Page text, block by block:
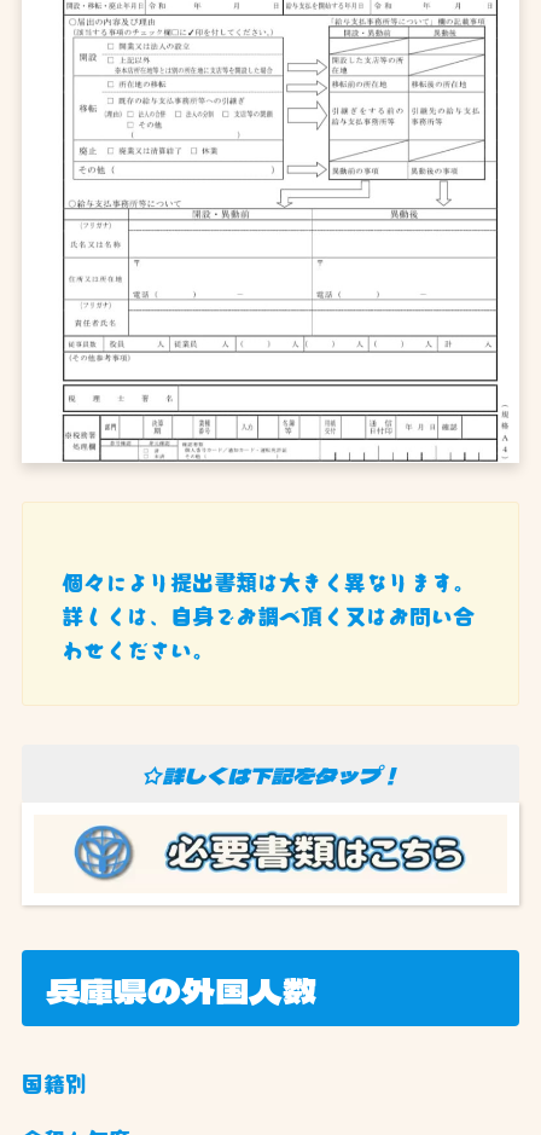
個々により提出書類は大きく異なります。
詳しくは、自身でお調べ頂く又はお問い合
わせください。
☆詳しくは下記をタップ！
兵庫県の外国人数
国籍別